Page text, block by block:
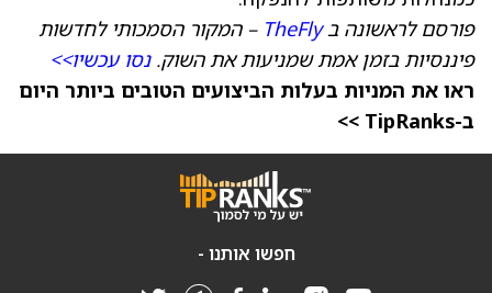
פורסם לראשונה בTheFly – המקור הסמכותי לחדשות
פיננסיות בזמן אמת שמניעות את השוק.נסו עכשיו>>
ראו את המניות בעלות הביצועים הטובים ביותר היום
ב-TipRanks >>
חפשו אותנו -